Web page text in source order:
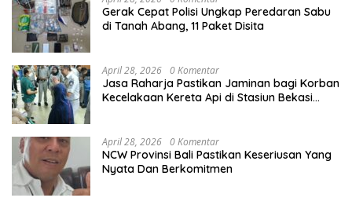
Gerak Cepat Polisi Ungkap Peredaran Sabu
di Tanah Abang, 11 Paket Disita
April 28, 2026 0 Komentar
Jasa Raharja Pastikan Jaminan bagi Korban
Kecelakaan Kereta Api di Stasiun Bekasi
April 28, 2026 0 Komentar
NCW Provinsi Bali Pastikan Keseriusan Yang
Nyata Dan Berkomitmen